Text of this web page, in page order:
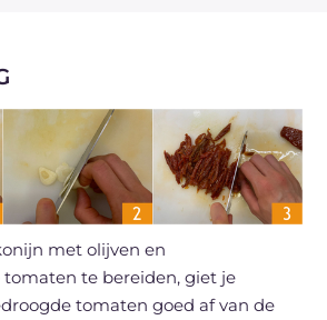
met olijven en
te bereiden, giet je
tomaten goed af van de